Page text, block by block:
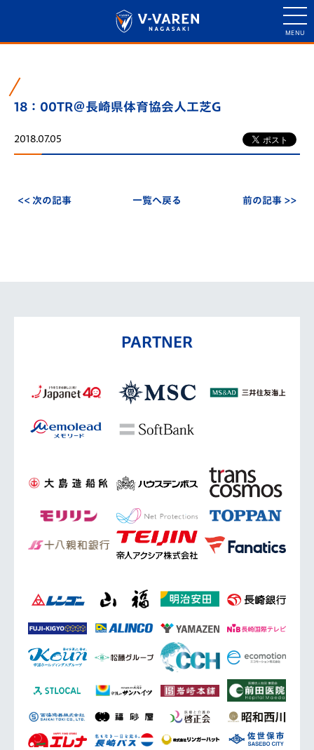
18：00TR＠長崎県体育協会人工芝G
2018.07.05
<< 次の記事 一覧へ戻る 前の記事 >>
PARTNER